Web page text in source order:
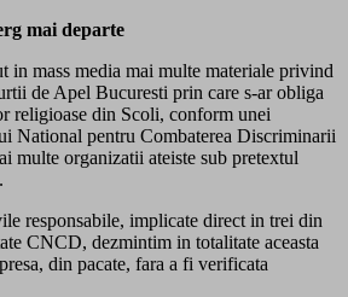
mai departe
in mass media mai multe materiale privind
de Apel Bucuresti prin care s-ar obliga
religioase din Scoli, conform unei
National pentru Combaterea Discriminarii
multe organizatii ateiste sub pretextul
responsabile, implicate direct in trei din
CNCD, dezmintim in totalitate aceasta
din pacate, fara a fi verificata